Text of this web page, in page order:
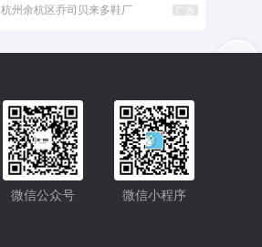
杭州余杭区乔司贝来多鞋厂 广告
微信小程序
微信公众号